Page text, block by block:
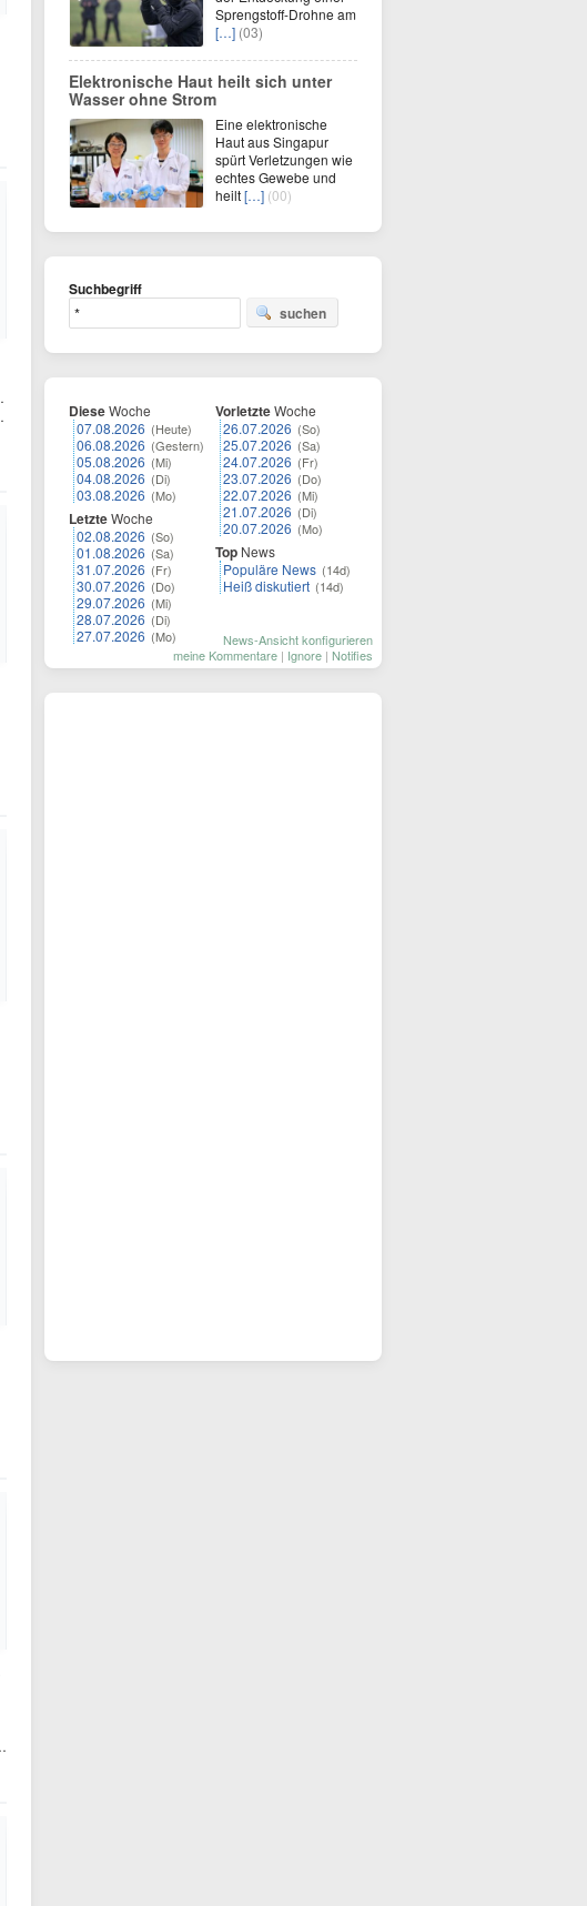
Sprengstoff-Drohne am
[…] (03)
Elektronische Haut heilt sich unter
Wasser ohne Strom
Eine elektronische
Haut aus Singapur
spürt Verletzungen wie
echtes Gewebe und
heilt[…] (00)
Suchbegriff
suchen
DieseWoche
07.08.2026 (Heute)
06.08.2026 (Gestern)
05.08.2026 (Mi)
04.08.2026 (Di)
03.08.2026 (Mo)
LetzteWoche
02.08.2026 (So)
01.08.2026 (Sa)
31.07.2026 (Fr)
30.07.2026 (Do)
29.07.2026 (Mi)
28.07.2026 (Di)
27.07.2026 (Mo)
VorletzteWoche
26.07.2026 (So)
25.07.2026 (Sa)
24.07.2026 (Fr)
23.07.2026 (Do)
22.07.2026 (Mi)
21.07.2026 (Di)
20.07.2026 (Mo)
Top News
Populäre News (14d)
Heiß diskutiert (14d)
News-Ansicht konfigurieren
meine Kommentare | Ignore | Notifies